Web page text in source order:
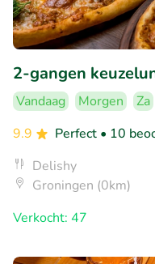
2-gangen
Vandaag Morgen Za
9.9
Perfect • 10
Delishy
Groningen (0km)
Verkocht: 47